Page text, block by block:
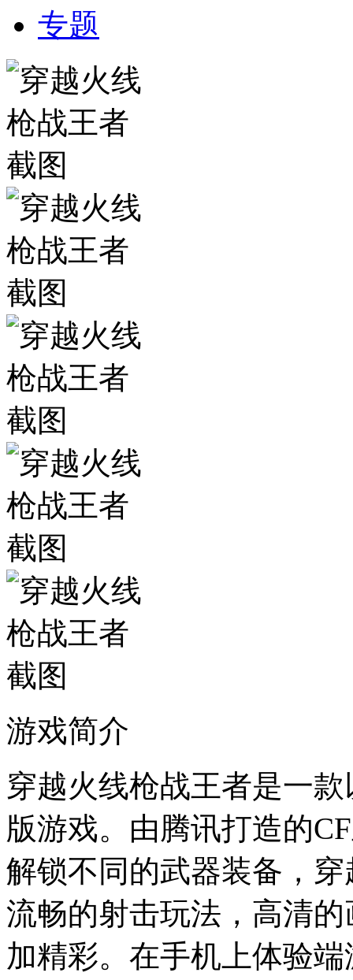
专题
游戏简介
穿越火线枪战王者是一
版游戏。由腾讯打造的
解锁不同的武器装备，
流畅的射击玩法，高清
加精彩。在手机上体验